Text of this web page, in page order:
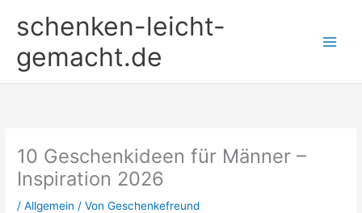
Inhaltschenken-leicht-
gemacht.de
10 Geschenkideen für Männer –
Inspiration 2026
/Allgemein / VonGeschenkefreund